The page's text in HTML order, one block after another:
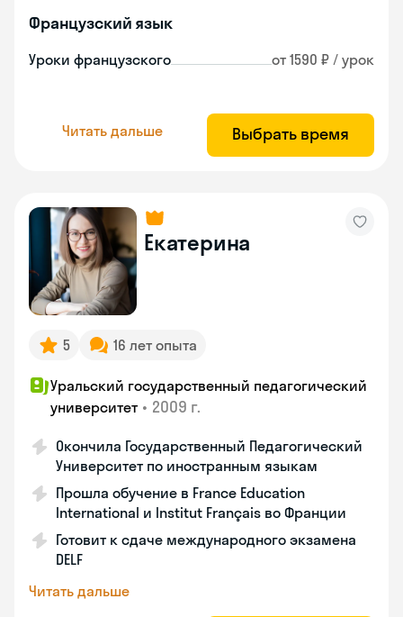
Французский язык
Уроки французского от 1590 ₽ / урок
Читать дальше Выбрать время
Екатерина
5 16 лет опыта
Уральский государственный педагогический
университет • 2009 г.
Окончила Государственный Педагогический
Университет по иностранным языкам
Прошла обучение в France Education
International и Institut Français во Франции
Готовит к сдаче международного экзамена
DELF
Читать дальше